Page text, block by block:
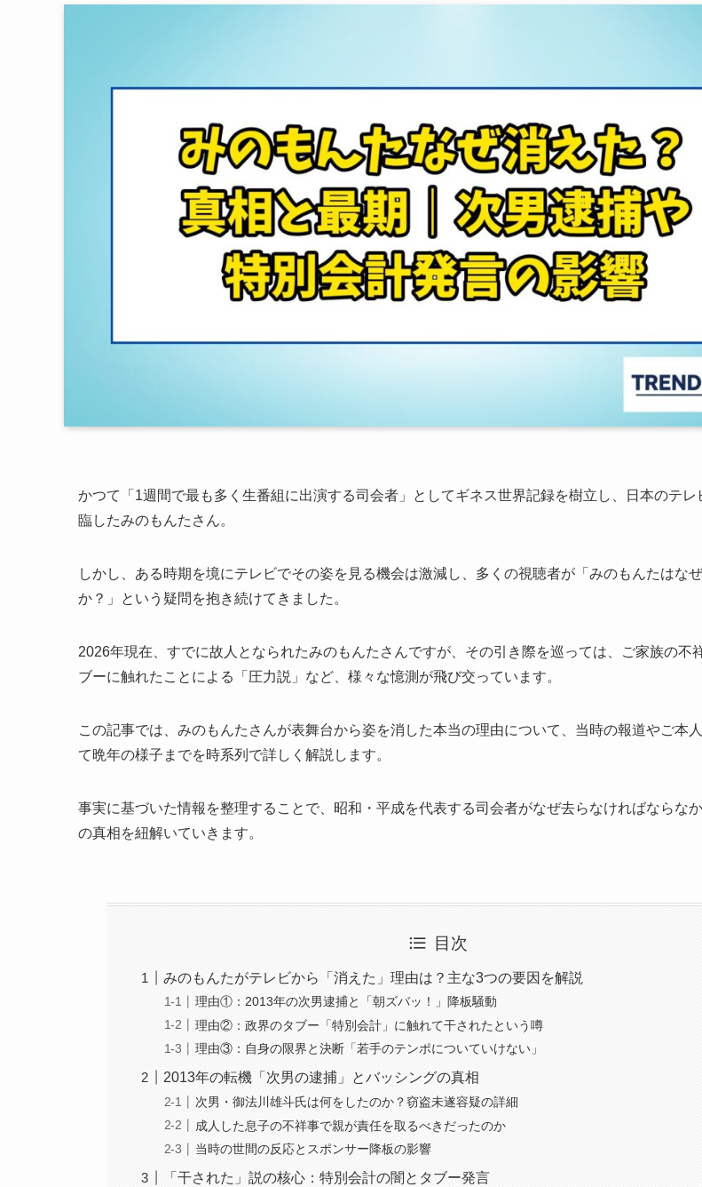
かつて「1週間で最も多く生番組に出演する司会者」としてギネス世界記録を樹立し、日本のテレ
臨したみのもんたさん。
しかし、ある時期を境にテレビでその姿を見る機会は激減し、多くの視聴者が「みのもんたはな
か？」という疑問を抱き続けてきました。
2026年現在、すでに故人となられたみのもんたさんですが、その引き際を巡っては、ご家族の不
ブーに触れたことによる「圧力説」など、様々な憶測が飛び交っています。
この記事では、みのもんたさんが表舞台から姿を消した本当の理由について、当時の報道やご本
て晩年の様子までを時系列で詳しく解説します。
事実に基づいた情報を整理することで、昭和・平成を代表する司会者がなぜ去らなければならな
の真相を紐解いていきます。
目次
みのもんたがテレビから「消えた」理由は？主な3つの要因を解説
理由①：2013年の次男逮捕と「朝ズバッ！」降板騒動
理由②：政界のタブー「特別会計」に触れて干されたという噂
理由③：自身の限界と決断「若手のテンポについていけない」
2013年の転機「次男の逮捕」とバッシングの真相
次男・御法川雄斗氏は何をしたのか？窃盗未遂容疑の詳細
成人した息子の不祥事で親が責任を取るべきだったのか
当時の世間の反応とスポンサー降板の影響
「干された」説の核心：特別会計の闇とタブー発言